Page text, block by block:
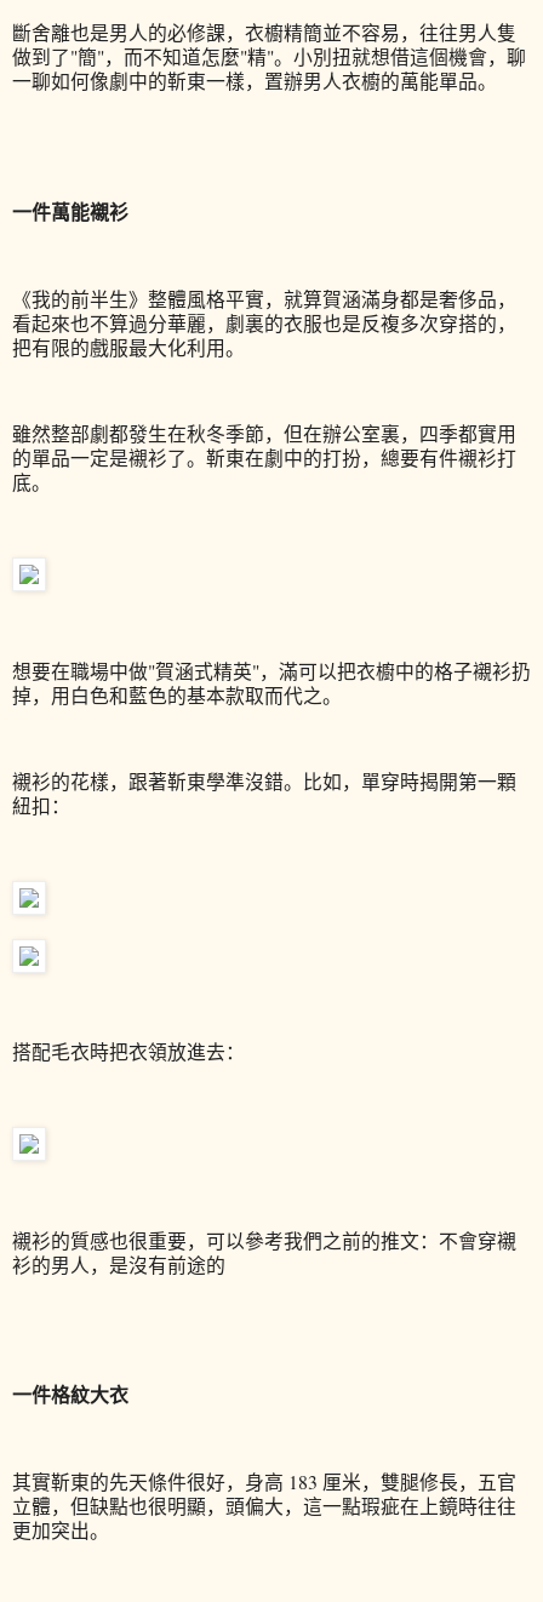
斷舍離也是男人的必修課，衣櫥精簡並不容易，往往男人隻
做到了"簡"，而不知道怎麼"精"。小別扭就想借這個機會，聊
一聊如何像劇中的靳東一樣，置辦男人衣櫥的萬能單品。
一件萬能襯衫
《我的前半生》整體風格平實，就算賀涵滿身都是奢侈品，
看起來也不算過分華麗，劇裏的衣服也是反複多次穿搭的，
把有限的戲服最大化利用。
雖然整部劇都發生在秋冬季節，但在辦公室裏，四季都實用
的單品一定是襯衫了。靳東在劇中的打扮，總要有件襯衫打
底。
想要在職場中做"賀涵式精英"，滿可以把衣櫥中的格子襯衫扔
掉，用白色和藍色的基本款取而代之。
襯衫的花樣，跟著靳東學準沒錯。比如，單穿時揭開第一顆
紐扣：
搭配毛衣時把衣領放進去：
襯衫的質感也很重要，可以參考我們之前的推文：不會穿襯
衫的男人，是沒有前途的
一件格紋大衣
其實靳東的先天條件很好，身高 183 厘米，雙腿修長，五官
立體，但缺點也很明顯，頭偏大，這一點瑕疵在上鏡時往往
更加突出。